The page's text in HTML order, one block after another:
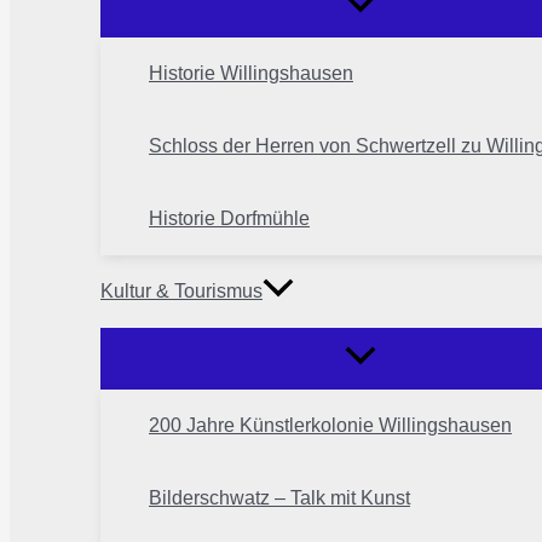
Historie Willingshausen
Schloss der Herren von Schwertzell zu
Historie Dorfmühle
Kultur & Tourismus
200 Jahre Künstlerkolonie Willingshausen
Bilderschwatz – Talk mit Kunst